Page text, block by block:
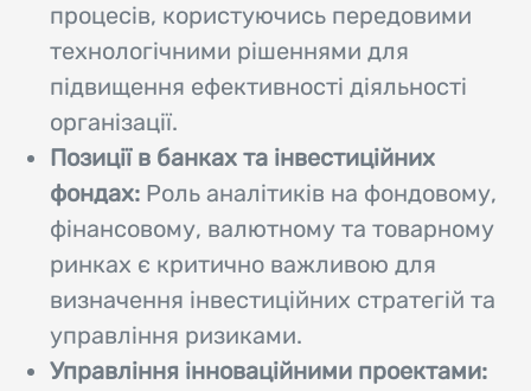
процесів, користуючись передовими
технологічними рішеннями для
підвищення ефективності діяльності
організації.
Позиції в банках та інвестиційних
фондах: Роль аналітиків на фондовому,
фінансовому, валютному та товарному
ринках є критично важливою для
визначення інвестиційних стратегій та
управління ризиками.
Управління інноваційними проектами: